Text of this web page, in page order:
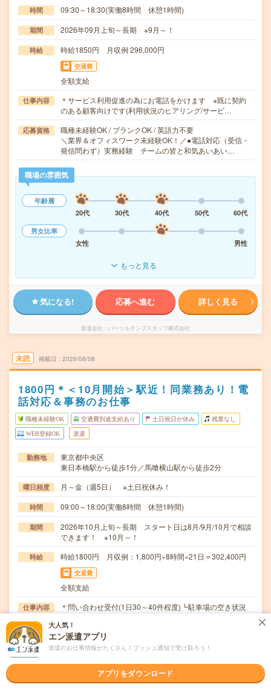
時間 09:30～18:30(実働8時間 休憩1時間)
期間 2026年09月上旬～長期 ※9月～！
時給 時給1850円 月収例 296,000円
交通費
全額支給
仕事内容
＊サービス利用促進の為にお電話をかけます ※既に契約
のある顧客向けです(利用状況のヒアリング/サービ…
応募資格
職種未経験OK / ブランクOK / 英語力不要
＼業界＆オフィスワーク未経験OK！／●電話対応（受信・
発信問わず）実務経験 チームの皆と和気あいあい…
職場の雰囲気
年齢層
20代
30代 40代 50代
60代
男女比率
女性
男性
もっと見る
気になる! 応募へ進む 詳しく見る
派遣会社 パーソルテンプスタッフ株式会社
未読 掲載日 2026/08/08
1800円＊＜10月開始＞駅近！同業務あり！電
話対応＆事務のお仕事
職種未経験OK 交通費別途支給あり 土日祝日が休み 残業なし
WEB登録OK 派遣
勤務地
東京都中央区
東日本橋駅から徒歩1分／馬喰横山駅から徒歩2分
曜日頻度 月～金（週5日） ※土日祝休み！
時間 09:00～18:00(実働8時間 休憩1時間)
期間
2026年10月上旬～長期 スタート日は8月/9月/10月で相談
できます！ ※10月～！
時給 時給1800円 月収例：1,800円×8時間×21日＝302,400円
交通費
全額支給
仕事内容
＊問い合わせ受付(1日30～40件程度)┗駐車場の空き状況
応募資格
職種未経験OK / ブランクOK / 英語力不要
未経験OK！※業界未経験OK！●PC入力が出来ればOK！～
職場の雰囲気
大人気！
エン派遣アプリ
派遣のお仕事情報がたくさん！プッシュ通知で受け取ろう！
アプリをダウンロード